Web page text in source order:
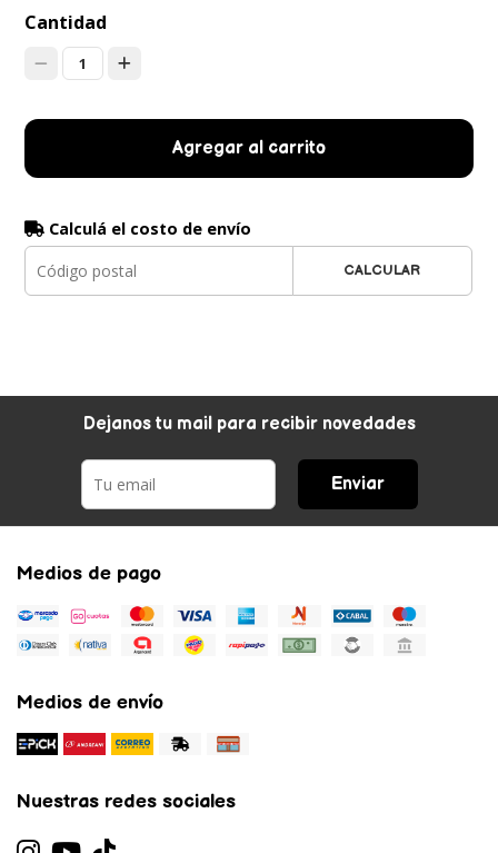
Cantidad
1
Agregar al carrito
Calculá el costo de envío
CALCULAR
Dejanos tu mail para recibir novedades
Enviar
Medios de pago
Medios de envío
Nuestras redes sociales